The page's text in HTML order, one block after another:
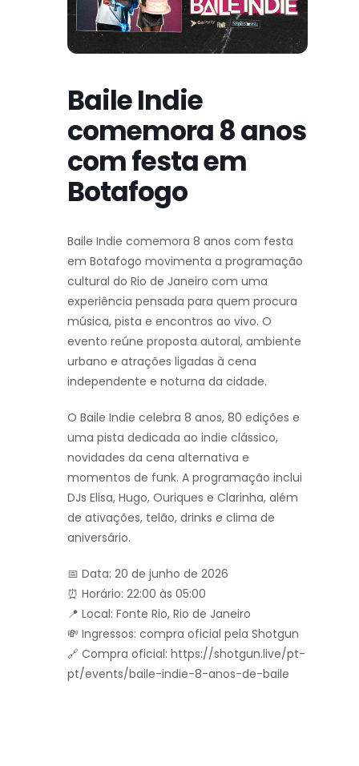
Baile Indie
comemora 8 anos
com festa em
Botafogo
Baile Indie comemora 8 anos com festa
em Botafogo movimenta a programação
cultural do Rio de Janeiro com uma
experiência pensada para quem procura
música, pista e encontros ao vivo. O
evento reúne proposta autoral, ambiente
urbano e atrações ligadas à cena
independente e noturna da cidade.
O Baile Indie celebra 8 anos, 80 edições e
uma pista dedicada ao indie clássico,
novidades da cena alternativa e
momentos de funk. A programação inclui
DJs Elisa, Hugo, Ouriques e Clarinha, além
de ativações, telão, drinks e clima de
aniversário.
📅 Data: 20 de junho de 2026
⏰ Horário: 22:00 às 05:00
📍 Local: Fonte Rio, Rio de Janeiro
💸 Ingressos: compra oficial pela Shotgun
🔗 Compra oficial: https://shotgun.live/pt-
pt/events/baile-indie-8-anos-de-baile